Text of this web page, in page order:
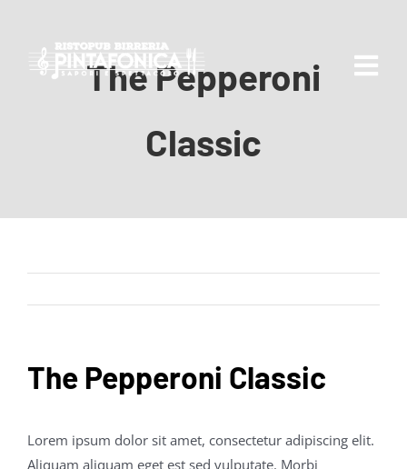
content
#pintafonica
Contatti
The Pepperoni
Classic
The Pepperoni Classic
Lorem ipsum dolor sit amet, consectetur adipiscing elit.
Aliquam aliquam eget est sed vulputate. Morbi